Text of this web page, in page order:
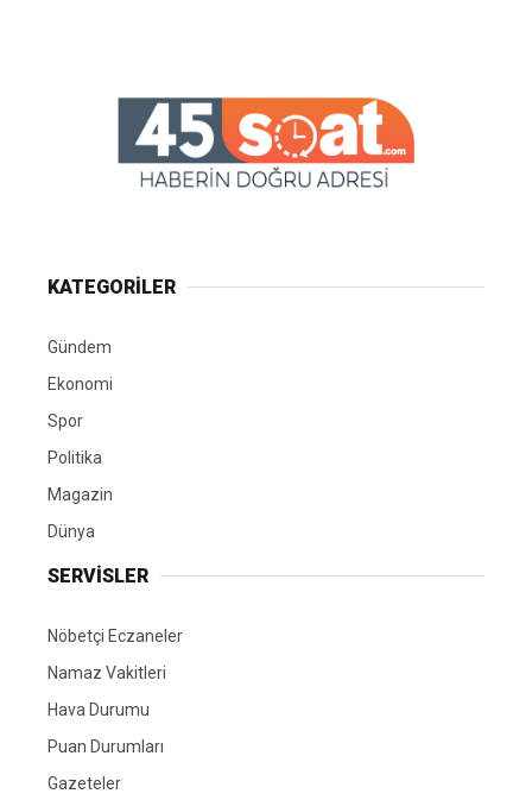
KATEGORİLER
Gündem
Ekonomi
Spor
Politika
Magazin
Dünya
SERVİSLER
Nöbetçi Eczaneler
Namaz Vakitleri
Hava Durumu
Puan Durumları
Gazeteler